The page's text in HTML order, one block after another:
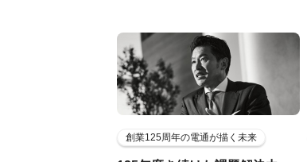
創業125周年の電通が描く未来